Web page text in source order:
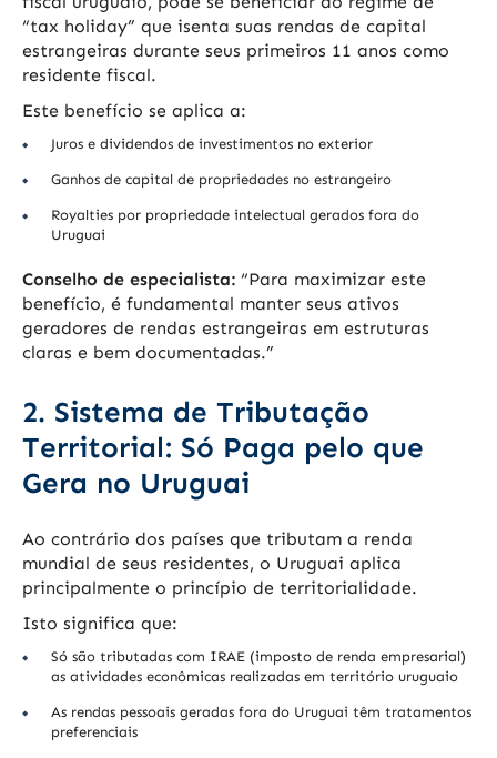
“tax holiday” que isenta suas rendas de capital
estrangeiras durante seus primeiros 11 anos como
residente fiscal.
Este benefício se aplica a:
Juros e dividendos de investimentos no exterior
Ganhos de capital de propriedades no estrangeiro
Royalties por propriedade intelectual gerados fora do
Uruguai
Conselho de especialista: “Para maximizar este
benefício, é fundamental manter seus ativos
geradores de rendas estrangeiras em estruturas
claras e bem documentadas.”
2. Sistema de Tributação
Territorial: Só Paga pelo que
Gera no Uruguai
Ao contrário dos países que tributam a renda
mundial de seus residentes, o Uruguai aplica
principalmente o princípio de territorialidade.
Isto significa que:
Só são tributadas com IRAE (imposto de renda empresarial)
as atividades econômicas realizadas em território uruguaio
As rendas pessoais geradas fora do Uruguai têm tratamentos
preferenciais